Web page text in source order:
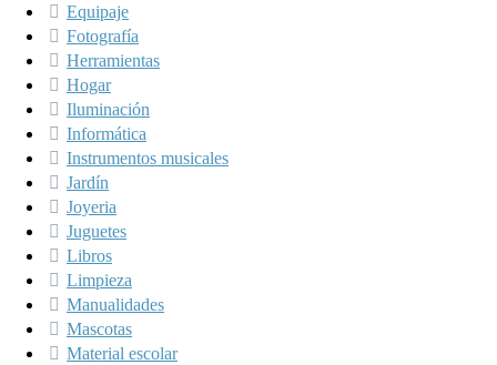
Equipaje
Fotografía
Herramientas
Hogar
Iluminación
Informática
Instrumentos musicales
Jardín
Joyeria
Juguetes
Libros
Limpieza
Manualidades
Mascotas
Material escolar